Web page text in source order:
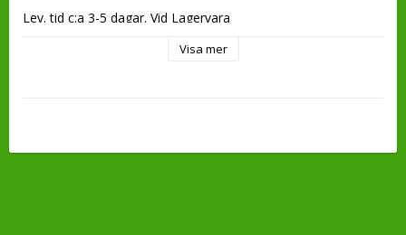
Lev. tid c:a 3-5 dagar. Vid Lagervara
Beställningsvara Lev. tid c:a 7-10 dagar. IMPORT
Visa mer